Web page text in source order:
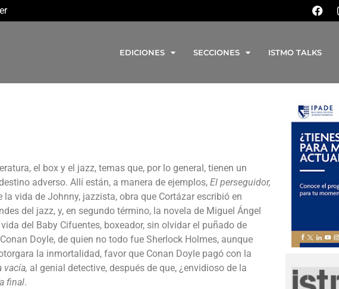
EDICIONES SECCIONES ISTMO TALKS
el box y el jazz, temas que, por lo general, tienen un
adverso. Allí están, a manera de ejemplos, El perseguidor,
vida de Johnny, jazzista, obra que Cortázar escribió en
del jazz, y, en segundo término, la novela de Miguel Ángel
del Baby Cifuentes, boxeador, sin olvidar el puñado de
Doyle, de quien no todo fue Sherlock Holmes, aunque
la inmortalidad, favor que Conan Doyle pagó con la
vacía, al genial detective, después de que, ¿envidioso de la
final.